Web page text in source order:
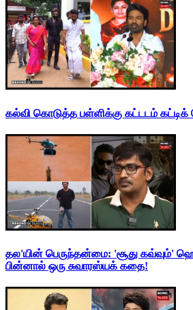
கல்வி கொடுத்த பள்ளிக்கு கட்டடம்
தல'யின் பெருந்தன்மை: 'சூது கவ்வும்'
பின்னால் ஒரு சுவாரஸ்யக் கதை!